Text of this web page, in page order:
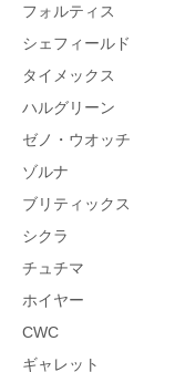
フォルティス
シェフィールド
タイメックス
ハルグリーン
ゼノ・ウオッチ
ゾルナ
ブリティックス
シクラ
チュチマ
ホイヤー
CWC
ギャレット